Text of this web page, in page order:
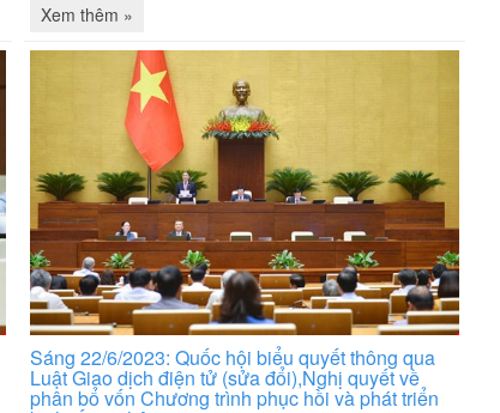
Xem thêm »
Sáng 22/6/2023: Quốc hội biểu quyết thông qua
Luật Giao dịch điện tử (sửa đổi),Nghị quyết về
phân bổ vốn Chương trình phục hồi và phát triển